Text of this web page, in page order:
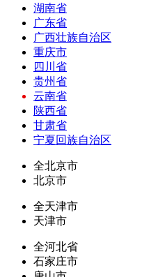
湖南省
广东省
广西壮族自治区
重庆市
四川省
贵州省
云南省
陕西省
甘肃省
宁夏回族自治区
全北京市
北京市
全天津市
天津市
全河北省
石家庄市